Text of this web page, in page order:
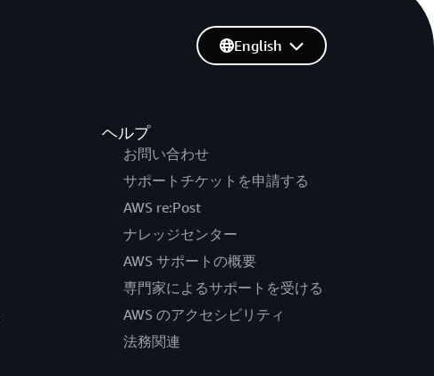
ヘルプ
お問い合わせ
サポートチケットを申請する
AWS re:Post
ナレッジセンター
AWS サポートの概要
専門家によるサポートを受ける
AWS のアクセシビリティ
法務関連
English